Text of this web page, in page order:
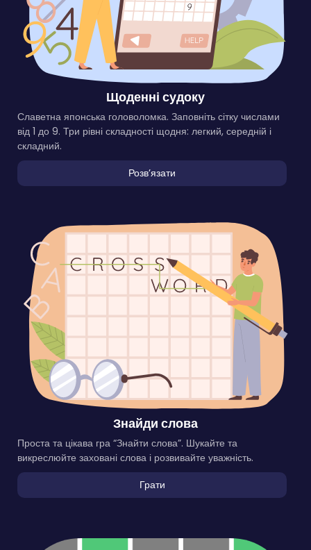
Щоденні судоку
Славетна японська головоломка. Заповніть сітку числами
від 1 до 9. Три рівні складності щодня: легкий, середній і
складний.
Розвʼязати
Знайди слова
Проста та цікава гра “Знайти слова”. Шукайте та
викреслюйте заховані слова і розвивайте уважність.
Грати